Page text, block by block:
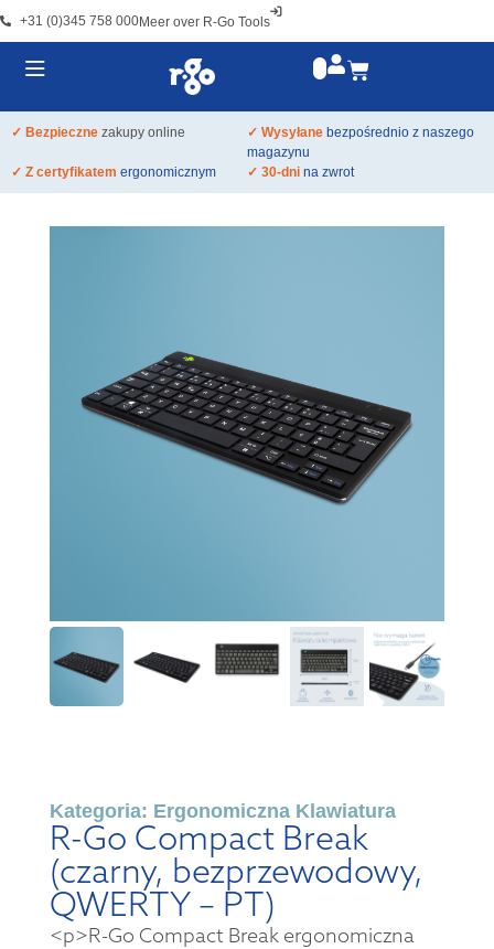
+31 (0)345 758 000Meer over R-Go Tools
✓ Bezpieczne zakupy online ✓ Wysyłane bezpośrednio z naszego
magazynu
✓ Z certyfikatem ergonomicznym ✓ 30-dni na zwrot
Kategoria: Ergonomiczna Klawiatura
R-Go Compact Break
(czarny, bezprzewodowy,
QWERTY – PT)
<p>R-Go Compact Break ergonomiczna